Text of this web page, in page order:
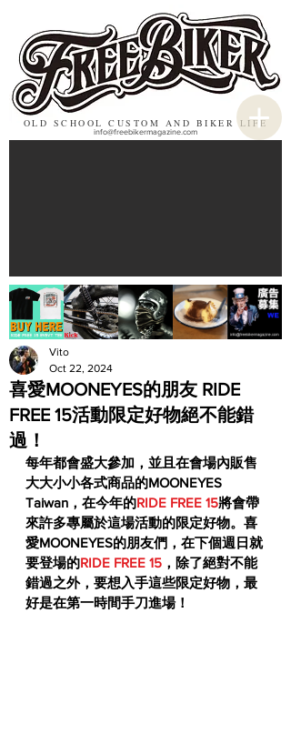
OLD SCHOOL CUSTOM AND BIKER LIFE
info@freebikermagazine.com
喜愛MOONEYES的朋友 RIDE
FREE 15活動限定好物絕不能錯
過！
Vito
Oct 22, 2024
每年都會盛大參加，並且在會場內販售
大大小小各式商品的MOONEYES
Taiwan，在今年的RIDE FREE 15將會帶
來許多專屬於這場活動的限定好物。喜
愛MOONEYES的朋友們，在下個週日就
要登場的RIDE FREE 15 ，除了絕對不能
錯過之外，要想入手這些限定好物，最
好是在第一時間手刀進場！